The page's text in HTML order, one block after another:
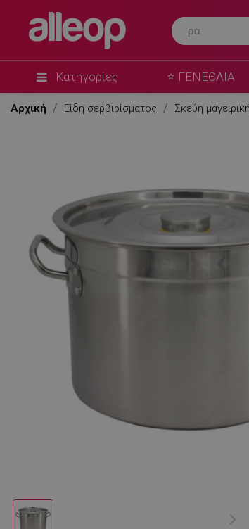
Κατηγορίες ⭐ ΓΕΝΕΘΛΙΑ
Αρχική Είδη σερβιρίσματος Σκεύη